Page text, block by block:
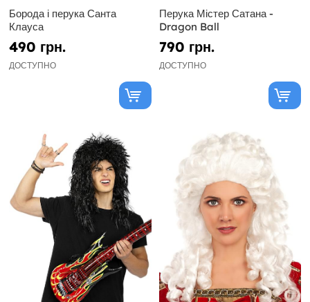
Борода і перука Санта
Клауса
490 грн.
ДОСТУПНО
Перука Містер Сатана -
Dragon Ball
790 грн.
ДОСТУПНО